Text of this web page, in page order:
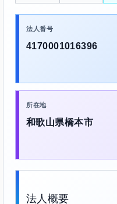
法人番号
4170001016396
所在地
和歌山県橋本市
法人概要